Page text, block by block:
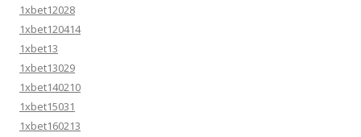
1xbet12028
1xbet120414
1xbet13
1xbet13029
1xbet140210
1xbet15031
1xbet160213